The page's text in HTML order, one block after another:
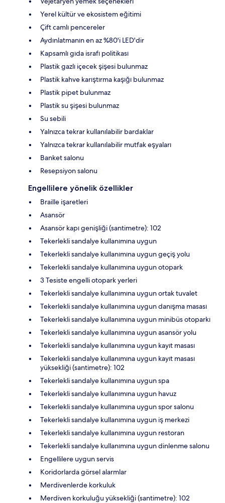
Yerel kültür ve ekosistem eğitimi
Çift camlı pencereler
Aydınlatmanın en az %80'i LED'dir
Kapsamlı gıda israfı politikası
Plastik gazlı içecek şişesi bulunmaz
Plastik kahve karıştırma kaşığı bulunmaz
Plastik pipet bulunmaz
Plastik su şişesi bulunmaz
Su sebili
Yalnızca tekrar kullanılabilir bardaklar
Yalnızca tekrar kullanılabilir mutfak eşyaları
Banket salonu
Resepsiyon salonu
Engellilere yönelik özellikler
Braille işaretleri
Asansör
Asansör kapı genişliği (santimetre): 102
Tekerlekli sandalye kullanımına uygun
Tekerlekli sandalye kullanımına uygun geçiş yolu
Tekerlekli sandalye kullanımına uygun otopark
3 Tesiste engelli otopark yerleri
Tekerlekli sandalye kullanımına uygun ortak tuvalet
Tekerlekli sandalye kullanımına uygun danışma masası
Tekerlekli sandalye kullanımına uygun minibüs otoparkı
Tekerlekli sandalye kullanımına uygun asansör yolu
Tekerlekli sandalye kullanımına uygun kayıt masası
Tekerlekli sandalye kullanımına uygun kayıt masası
yüksekliği (santimetre): 102
Tekerlekli sandalye kullanımına uygun spa
Tekerlekli sandalye kullanımına uygun havuz
Tekerlekli sandalye kullanımına uygun spor salonu
Tekerlekli sandalye kullanımına uygun iş merkezi
Tekerlekli sandalye kullanımına uygun restoran
Tekerlekli sandalye kullanımına uygun dinlenme salonu
Engellilere uygun servis
Koridorlarda görsel alarmlar
Merdivenlerde korkuluk
Merdiven korkuluğu yüksekliği (santimetre): 102